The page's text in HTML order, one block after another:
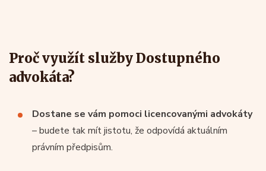
Proč využít služby Dostupného
advokáta?
Dostane se vám pomoci licencovanými advokáty
– budete tak mít jistotu, že odpovídá aktuálním
právním předpisům.